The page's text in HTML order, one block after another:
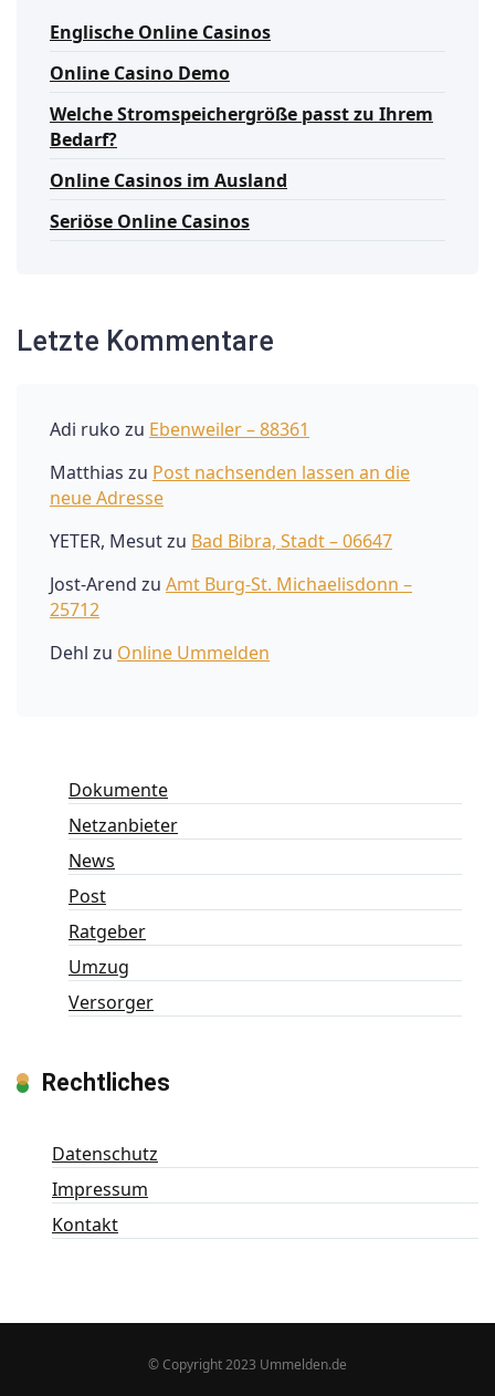
Englische Online Casinos
Online Casino Demo
Welche Stromspeichergröße passt zu Ihrem
Bedarf?
Online Casinos im Ausland
Seriöse Online Casinos
Letzte Kommentare
Adi ruko zu Ebenweiler – 88361
Matthias zu Post nachsenden lassen an die
neue Adresse
YETER, Mesutzu Bad Bibra, Stadt – 06647
Jost-Arend zu Amt Burg-St. Michaelisdonn –
25712
Dehl zu Online Ummelden
Dokumente
Netzanbieter
News
Post
Ratgeber
Umzug
Versorger
Rechtliches
Datenschutz
Impressum
Kontakt
© Copyright 2023 Ummelden.de